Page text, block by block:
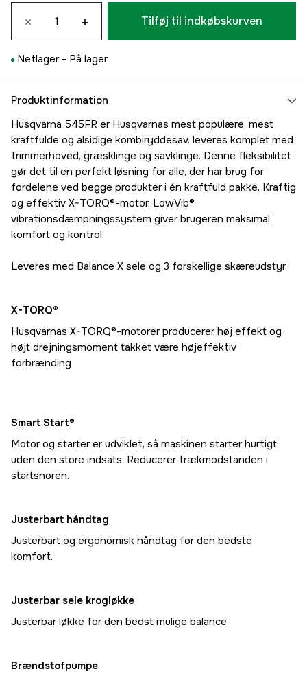
× + Tilføj til indkøbskurven
Netlager - På lager
Produktinformation
Husqvarna 545FR er Husqvarnas mest populære, mest
kraftfulde og alsidige kombiryddesav. leveres komplet med
trimmerhoved, græsklinge og savklinge. Denne fleksibilitet
gør det til en perfekt løsning for alle, der har brug for
fordelene ved begge produkter i én kraftfuld pakke. Kraftig
og effektiv X-TORQ®-motor. LowVib®
vibrationsdæmpningssystem giver brugeren maksimal
komfort og kontrol.
Leveres med Balance X sele og 3 forskellige skæreudstyr.
X-TORQ®
Husqvarnas X-TORQ®-motorer producerer høj effekt og
højt drejningsmoment takket være højeffektiv
forbrænding
Smart Start®
Motor og starter er udviklet, så maskinen starter hurtigt
uden den store indsats. Reducerer trækmodstanden i
startsnoren.
Justerbart håndtag
Justerbart og ergonomisk håndtag for den bedste
komfort.
Justerbar sele krogløkke
Justerbar løkke for den bedst mulige balance
Brændstofpumpe